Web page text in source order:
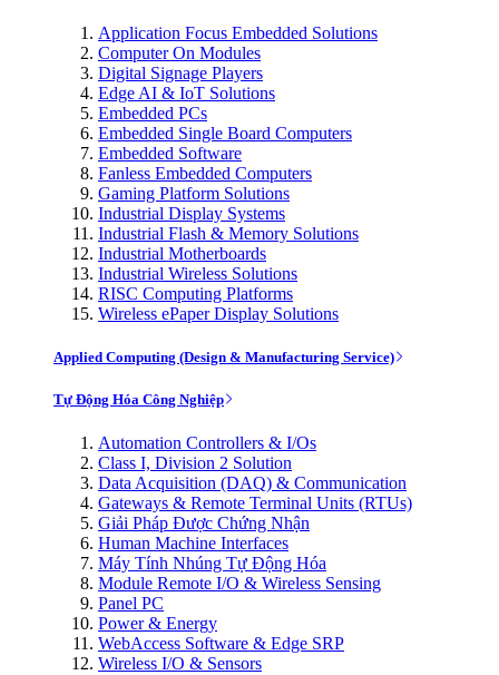
Application Focus Embedded Solutions
Computer On Modules
Digital Signage Players
Edge AI & IoT Solutions
Embedded PCs
Embedded Single Board Computers
Embedded Software
Fanless Embedded Computers
Gaming Platform Solutions
Industrial Display Systems
Industrial Flash & Memory Solutions
Industrial Motherboards
Industrial Wireless Solutions
RISC Computing Platforms
Wireless ePaper Display Solutions
Applied Computing (Design & Manufacturing Service)
Tự Động Hóa Công Nghiệp
Automation Controllers & I/Os
Class I, Division 2 Solution
Data Acquisition (DAQ) & Communication
Gateways & Remote Terminal Units (RTUs)
Giải Pháp Được Chứng Nhận
Human Machine Interfaces
Máy Tính Nhúng Tự Động Hóa
Module Remote I/O & Wireless Sensing
Panel PC
Power & Energy
WebAccess Software & Edge SRP
Wireless I/O & Sensors